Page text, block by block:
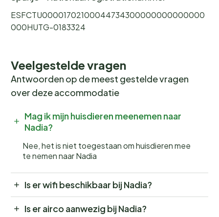
ESFCTU00001702100044734300000000000000
000HUTG-0183324
Veelgestelde vragen
Antwoorden op de meest gestelde vragen
over deze accommodatie
Mag ik mijn huisdieren meenemen naar
Nadia?
Nee, het is niet toegestaan om huisdieren mee
te nemen naar Nadia
Is er wifi beschikbaar bij Nadia?
Is er airco aanwezig bij Nadia?